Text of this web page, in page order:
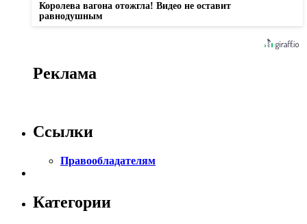
Королева вагона отожгла! Видео не оставит
равнодушным
Реклама
Ссылки
Правообладателям
Категории